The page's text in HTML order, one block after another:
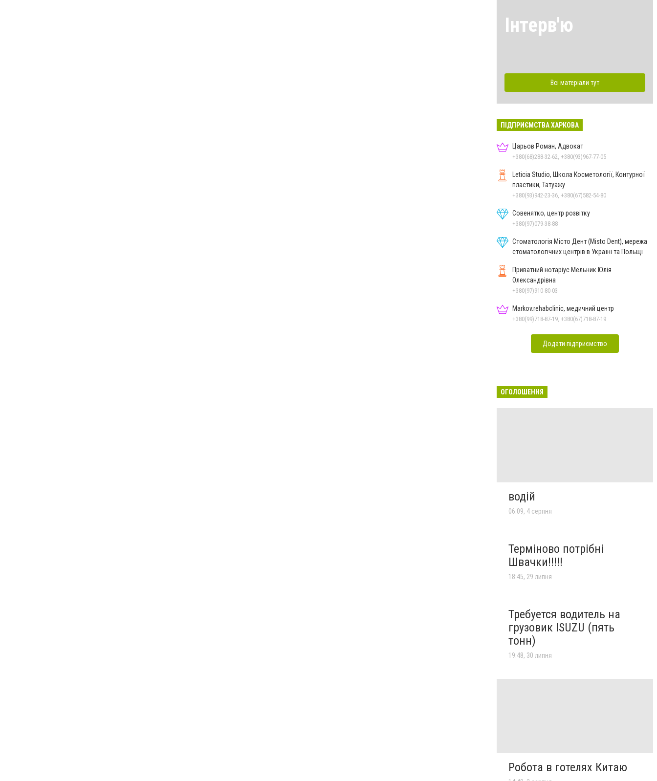
Інтерв'ю
Всі матеріали тут
ПІДПРИЄМСТВА ХАРКОВА
Царьов Роман, Адвокат
+380(68)288-32-62, +380(93)967-77-05
Leticia Studio, Школа Косметології, Контурної
пластики, Татуажу
+380(93)942-23-36, +380(67)582-54-80
Совенятко, центр розвітку
+380(97)079-38-88
Стоматологія Місто Дент (Misto Dent), мережа
стоматологічних центрів в Україні та Польщі
Приватний нотаріус Мельник Юлія
Олександрівна
+380(97)910-80-03
Markov.rehabclinic, медичний центр
+380(99)718-87-19, +380(67)718-87-19
Додати підприємство
ОГОЛОШЕННЯ
водій
06:09, 4 серпня
Терміново потрібні
Швачки!!!!!
18:45, 29 липня
Требуется водитель на
грузовик ISUZU (пять
тонн)
19:48, 30 липня
Робота в готелях Китаю